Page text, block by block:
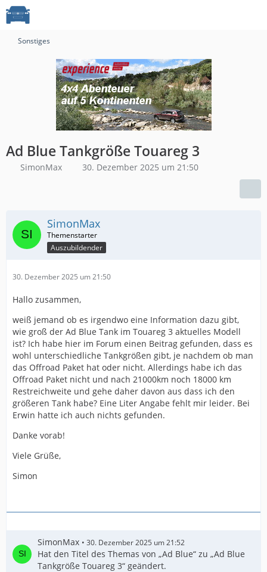
Sonstiges
Ad Blue Tankgröße Touareg 3
SimonMax 30. Dezember 2025 um 21:50
SimonMax
Auszubildender
30. Dezember 2025 um 21:50
Hallo zusammen,
weiß jemand ob es irgendwo eine Information dazu gibt,
wie groß der Ad Blue Tank im Touareg 3 aktuelles Modell
ist? Ich habe hier im Forum einen Beitrag gefunden, dass es
wohl unterschiedliche Tankgrößen gibt, je nachdem ob man
das Offroad Paket hat oder nicht. Allerdings habe ich das
Offroad Paket nicht und nach 21000km noch 18000 km
Restreichweite und gehe daher davon aus dass ich den
größeren Tank habe? Eine Liter Angabe fehlt mir leider. Bei
Erwin hatte ich auch nichts gefunden.
Danke vorab!
Viele Grüße,
Simon
SimonMax 30. Dezember 2025 um 21:52
Hat den Titel des Themas von „Ad Blue“ zu „Ad Blue
Tankgröße Touareg 3“ geändert.